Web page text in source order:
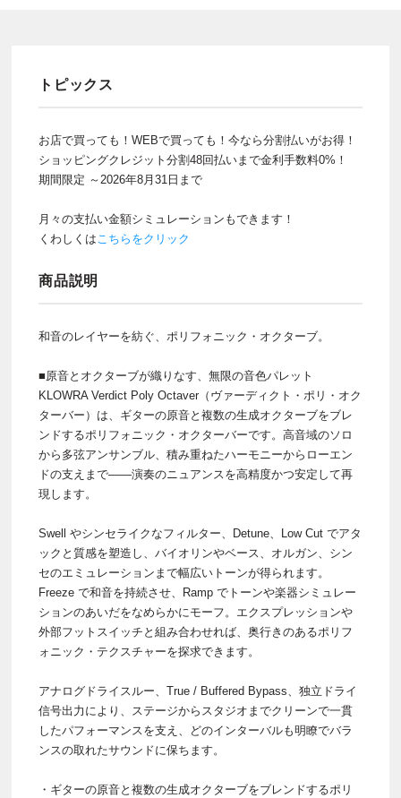
トピックス
お店で買っても！WEBで買っても！今なら分割払いがお得！
ショッピングクレジット分割48回払いまで金利手数料0%！
期間限定 ～2026年8月31日まで
月々の支払い金額シミュレーションもできます！
くわしくはこちらをクリック
商品説明
和音のレイヤーを紡ぐ、ポリフォニック・オクターブ。
■原音とオクターブが織りなす、無限の音色パレット
KLOWRA Verdict Poly Octaver（ヴァーディクト・ポリ・オク
ターバー）は、ギターの原音と複数の生成オクターブをブレ
ンドするポリフォニック・オクターバーです。高音域のソロ
から多弦アンサンブル、積み重ねたハーモニーからローエン
ドの支えまで——演奏のニュアンスを高精度かつ安定して再
現します。
Swell やシンセライクなフィルター、Detune、Low Cut でアタ
ックと質感を塑造し、バイオリンやベース、オルガン、シン
セのエミュレーションまで幅広いトーンが得られます。
Freeze で和音を持続させ、Ramp でトーンや楽器シミュレー
ションのあいだをなめらかにモーフ。エクスプレッションや
外部フットスイッチと組み合わせれば、奥行きのあるポリフ
ォニック・テクスチャーを探求できます。
アナログドライスルー、True / Buffered Bypass、独立ドライ
信号出力により、ステージからスタジオまでクリーンで一貫
したパフォーマンスを支え、どのインターバルも明瞭でバラ
ンスの取れたサウンドに保ちます。
・ギターの原音と複数の生成オクターブをブレンドするポリ